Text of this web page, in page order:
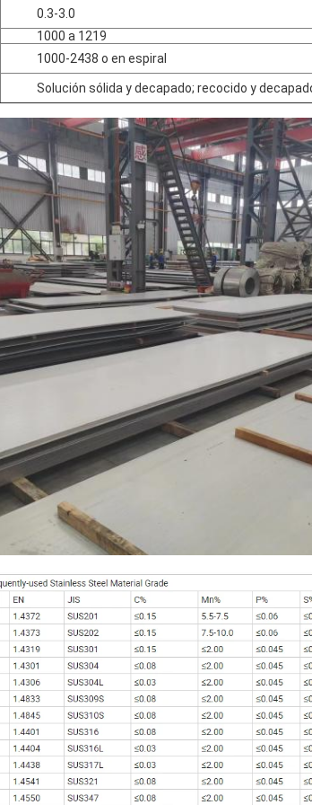
0.3-3.0
1000 a 1219
1000-2438 o en espiral
Solución sólida y decapado; recocido y